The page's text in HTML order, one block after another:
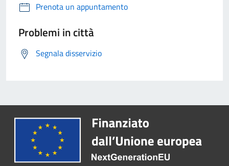
Prenota un appuntamento
Problemi in città
Segnala disservizio